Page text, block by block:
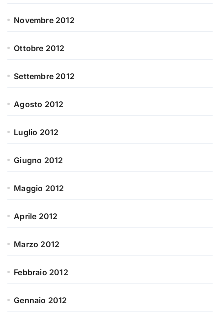
Novembre 2012
Ottobre 2012
Settembre 2012
Agosto 2012
Luglio 2012
Giugno 2012
Maggio 2012
Aprile 2012
Marzo 2012
Febbraio 2012
Gennaio 2012